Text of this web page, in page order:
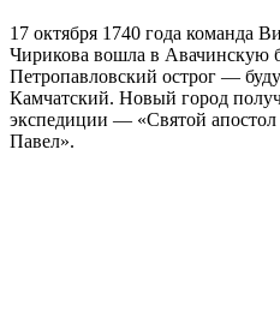
17 октября 1740 года команда
Чирикова вошла в Авачинскую
Петропавловский острог —
Камчатский. Новый город
экспедиции — «Святой
Павел».